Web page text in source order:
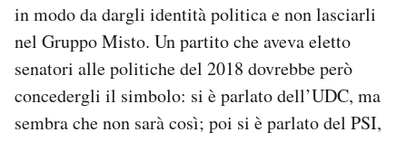
in modo da dargli identità politica e non lasciarli
nel Gruppo Misto. Un partito che aveva eletto
senatori alle politiche del 2018 dovrebbe però
concedergli il simbolo: si è parlato dell’UDC, ma
sembra che non sarà così; poi si è parlato del PSI,